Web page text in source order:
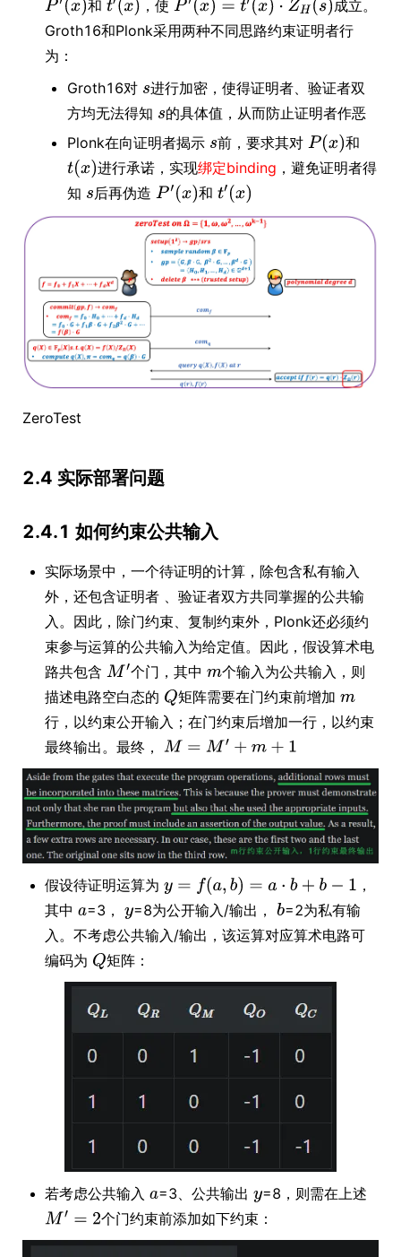
和 ，使
成立。
Groth16和Plonk采用两种不同思路约束证明者行
为：
Groth16对
进行加密，使得证明者、验证者双
方均无法得知
的具体值，从而防止证明者作恶
Plonk在向证明者揭示
前，要求其对
和
进行承诺，实现绑定binding ，避免证明者得
知
后再伪造 和
ZeroTest
2.4 实际部署问题
2.4.1 如何约束公共输入
实际场景中，一个待证明的计算，除包含私有输入
外，还包含证明者 、验证者双方共同掌握的公共输
入。因此，除门约束、复制约束外，Plonk还必须约
束参与运算的公共输入为给定值。因此，假设算术电
路共包含
个门，其中
个输入为公共输入，则
描述电路空白态的
矩阵需要在门约束前增加
行，以约束公开输入；在门约束后增加一行，以约束
最终输出。最终，
假设待证明运算为
，
其中
=3， =8为公开输入/输出，
=2为私有输
入。不考虑公共输入/输出，该运算对应算术电路可
编码为
矩阵：
若考虑公共输入 =3、公共输出
=8，则需在上述
个门约束前添加如下约束：